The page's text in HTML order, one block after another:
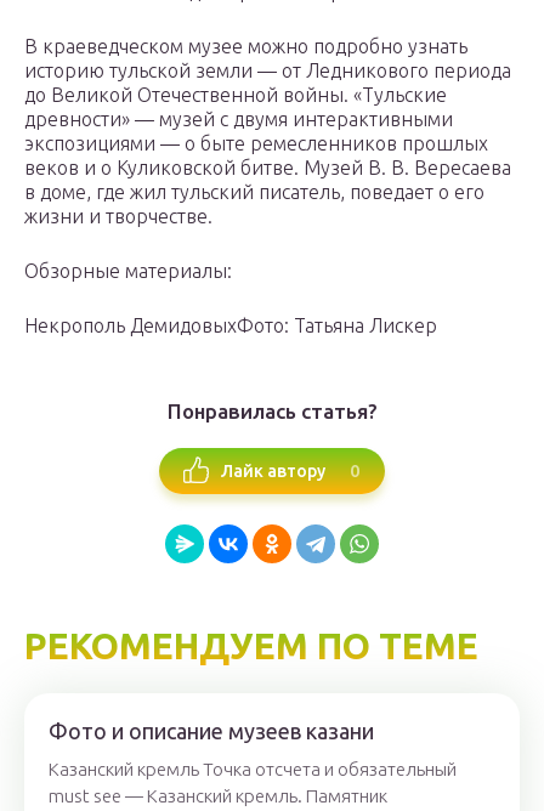
В краеведческом музее можно подробно узнать
историю тульской земли — от Ледникового периода
до Великой Отечественной войны. «Тульские
древности» — музей с двумя интерактивными
экспозициями — о быте ремесленников прошлых
веков и о Куликовской битве. Музей В. В. Вересаева
в доме, где жил тульский писатель, поведает о его
жизни и творчестве.
Обзорные материалы:
Некрополь ДемидовыхФото: Татьяна Лискер
Понравилась статья?
Лайк автору 0
РЕКОМЕНДУЕМ ПО ТЕМЕ
Фото и описание музеев казани
Казанский кремль Точка отсчета и обязательный
must see — Казанский кремль. Памятник